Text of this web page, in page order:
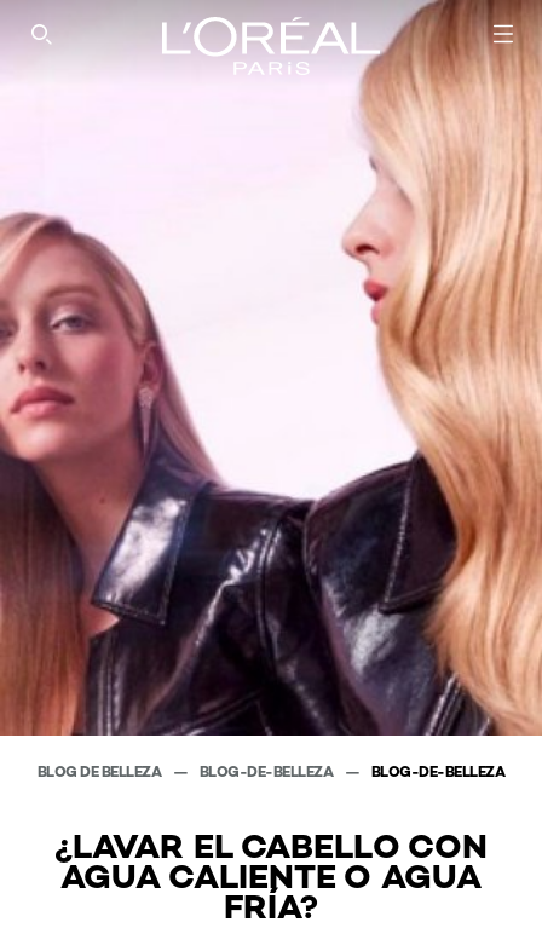
SEARCH THIS SITE
BLOG DE BELLEZA BLOG-DE-BELLEZA BLOG-DE-BELLEZA
¿LAVAR EL CABELLO CON
AGUA CALIENTE O AGUA
FRÍA?